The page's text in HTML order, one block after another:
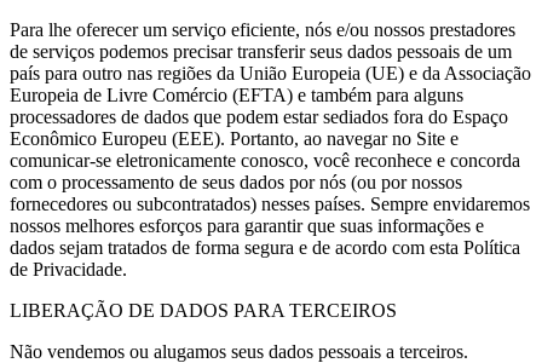
Para lhe oferecer um serviço eficiente, nós e/ou nossos prestadores
de serviços podemos precisar transferir seus dados pessoais de um
país para outro nas regiões da União Europeia (UE) e da Associação
Europeia de Livre Comércio (EFTA) e também para alguns
processadores de dados que podem estar sediados fora do Espaço
Econômico Europeu (EEE). Portanto, ao navegar no Site e
comunicar-se eletronicamente conosco, você reconhece e concorda
com o processamento de seus dados por nós (ou por nossos
fornecedores ou subcontratados) nesses países. Sempre envidaremos
nossos melhores esforços para garantir que suas informações e
dados sejam tratados de forma segura e de acordo com esta Política
de Privacidade.
LIBERAÇÃO DE DADOS PARA TERCEIROS
Não vendemos ou alugamos seus dados pessoais a terceiros.